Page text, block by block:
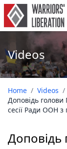
Videos
Home / Videos /
Доповідь голови
сесії Ради ООН
Доповідь